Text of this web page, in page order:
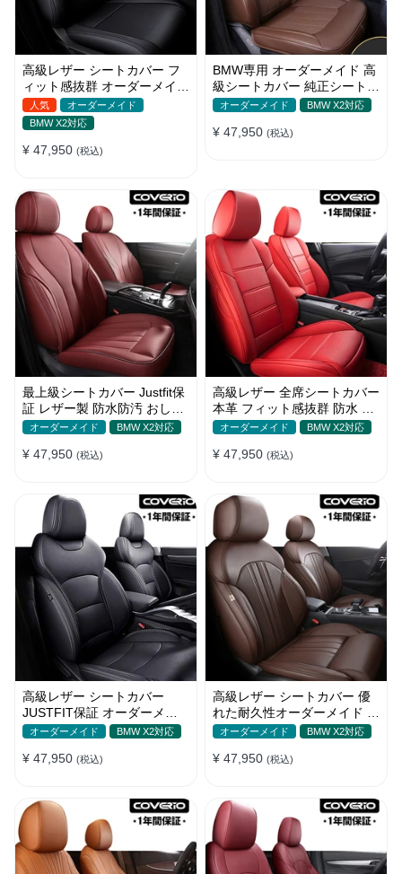
高級レザー シートカバー フ
ィット感抜群 オーダーメイド
6色 通気防水 耐久性 全席セ
ット
人気
オーダーメイド
BMW X2対応
¥ 47,950 (税込)
BMW専用 オーダーメイド 高
級シートカバー 純正シート対
応 JUSTFIT保証 防水 おしゃ
オーダーメイド BMW X2対応
¥ 47,950 (税込)
最上級シートカバー Justfit保
証 レザー製 防水防汚 おしゃ
れ オーダーメイド 全席セッ
オーダーメイド BMW X2対応
¥ 47,950 (税込)
高級レザー 全席シートカバー
本革 フィット感抜群 防水 お
しゃれ 4色 オーダーメイド
オーダーメイド BMW X2対応
¥ 47,950 (税込)
高級レザー シートカバー
JUSTFIT保証 オーダーメイ
ド 取付簡単 通気防水 おしゃ
オーダーメイド BMW X2対応
¥ 47,950 (税込)
高級レザー シートカバー 優
れた耐久性オーダーメイド フ
ィット感 防汚防水 おしゃれ
オーダーメイド BMW X2対応
¥ 47,950 (税込)